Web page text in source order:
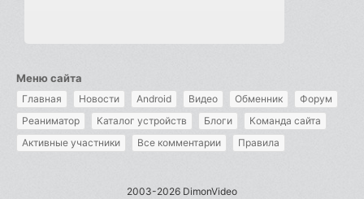
Меню сайта
Главная Новости Android Видео Обменник
Форум
Реаниматор
Каталог устройств Блоги
Команда сайта
Активные участники
Все комментарии Правила
2003-2026 DimonVideo